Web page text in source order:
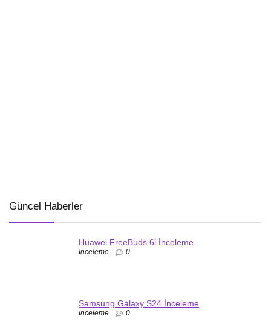
Güncel Haberler
Huawei FreeBuds 6i İnceleme
İnceleme 0
Samsung Galaxy S24 İnceleme
İnceleme 0